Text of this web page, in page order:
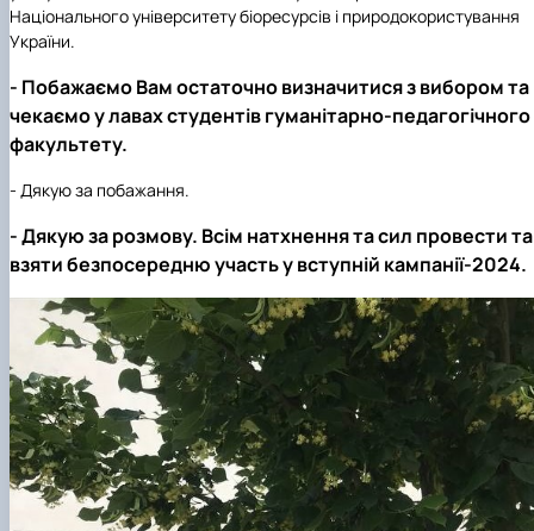
Національного університету біоресурсів і природокористування
України.
- Побажаємо Вам остаточно визначитися з вибором та
чекаємо у лавах студентів гуманітарно-педагогічного
факультету.
- Дякую за побажання.
- Дякую за розмову. Всім натхнення та сил провести та
взяти безпосередню участь у вступній кампанії-2024.